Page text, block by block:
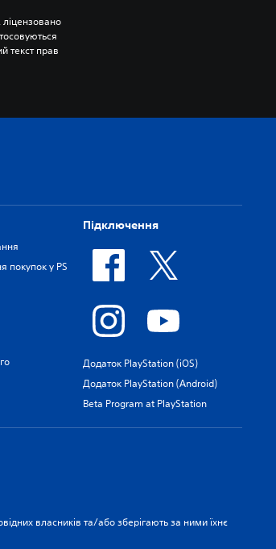
текст прав
покупок у PS
Підключення
Додаток PlayStation (iOS)
Додаток PlayStation (Android)
Beta Program at PlayStation
власників та/або зберігають за ними їхнє